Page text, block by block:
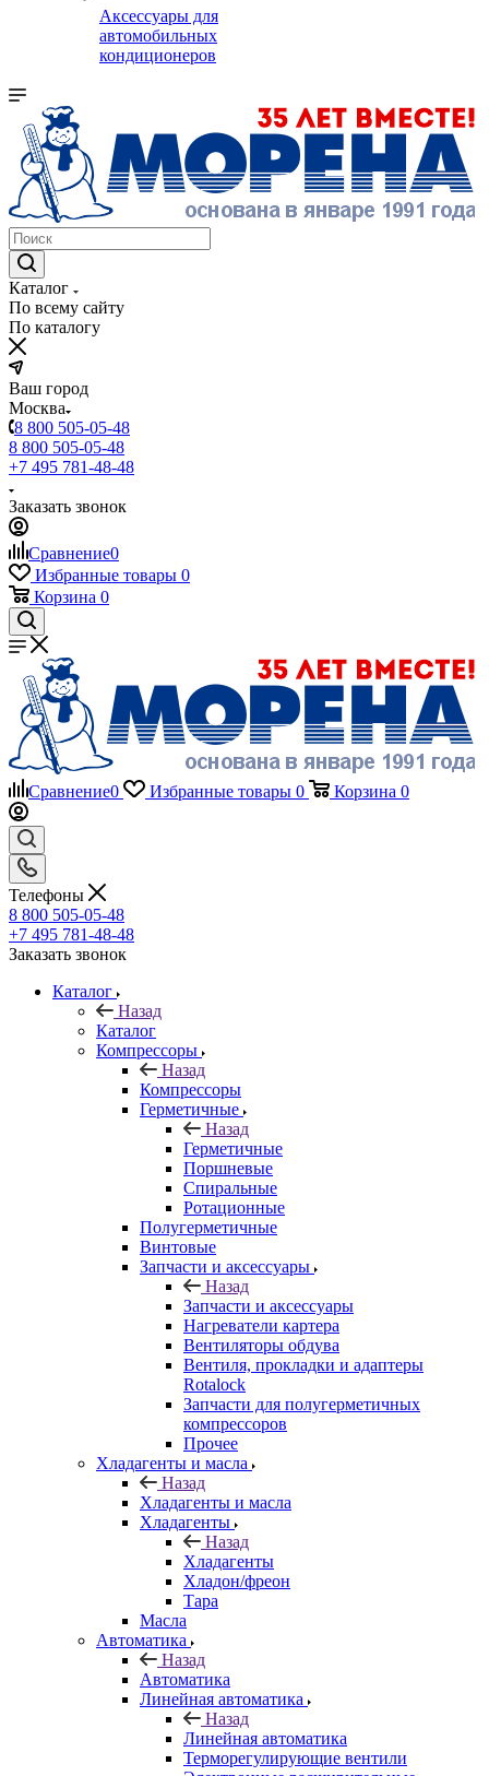
Аксессуары для
автомобильных
кондиционеров
Каталог
По всему сайту
По каталогу
Ваш город
Москва
8 800 505-05-48
8 800 505-05-48
+7 495 781-48-48
Заказать звонок
Сравнение0
Избранные товары 0
Корзина 0
Сравнение0 Избранные товары 0 Корзина 0
Телефоны
8 800 505-05-48
+7 495 781-48-48
Заказать звонок
Каталог
Назад
Каталог
Компрессоры
Назад
Компрессоры
Герметичные
Назад
Герметичные
Поршневые
Спиральные
Ротационные
Полугерметичные
Винтовые
Запчасти и аксессуары
Назад
Запчасти и аксессуары
Нагреватели картера
Вентиляторы обдува
Вентиля, прокладки и адаптеры
Rotalock
Запчасти для полугерметичных
компрессоров
Прочее
Хладагенты и масла
Назад
Хладагенты и масла
Хладагенты
Назад
Хладагенты
Хладон/фреон
Тара
Масла
Автоматика
Назад
Автоматика
Линейная автоматика
Назад
Линейная автоматика
Терморегулирующие вентили